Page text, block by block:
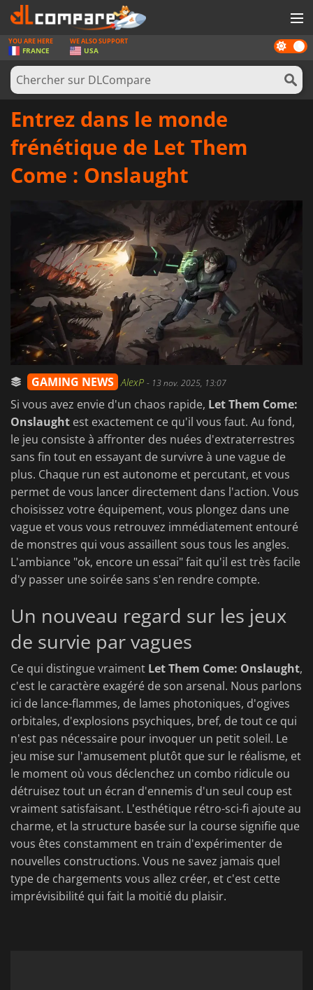
JEUX
CARTES PRÉPAYÉES
LOGICIELS
SE CONNECTER OU S'INSCRIRE
Dark
mode
YOU ARE HERE
FRANCE
WE ALSO SUPPORT
USA
Entrez dans le monde
frénétique de Let Them
Come : Onslaught
GAMING NEWS AlexP - 13 nov. 2025, 13:07
Si vous avez envie d'un chaos rapide, Let Them Come:
Onslaught est exactement ce qu'il vous faut. Au fond,
le jeu consiste à affronter des nuées d'extraterrestres
sans fin tout en essayant de survivre à une vague de
plus. Chaque run est autonome et percutant, et vous
permet de vous lancer directement dans l'action. Vous
choisissez votre équipement, vous plongez dans une
vague et vous vous retrouvez immédiatement entouré
de monstres qui vous assaillent sous tous les angles.
L'ambiance "ok, encore un essai" fait qu'il est très facile
d'y passer une soirée sans s'en rendre compte.
Un nouveau regard sur les jeux
de survie par vagues
Ce qui distingue vraiment Let Them Come: Onslaught,
c'est le caractère exagéré de son arsenal. Nous parlons
ici de lance-flammes, de lames photoniques, d'ogives
orbitales, d'explosions psychiques, bref, de tout ce qui
n'est pas nécessaire pour invoquer un petit soleil. Le
jeu mise sur l'amusement plutôt que sur le réalisme, et
le moment où vous déclenchez un combo ridicule ou
détruisez tout un écran d'ennemis d'un seul coup est
vraiment satisfaisant. L'esthétique rétro-sci-fi ajoute au
charme, et la structure basée sur la course signifie que
vous êtes constamment en train d'expérimenter de
nouvelles constructions. Vous ne savez jamais quel
type de chargements vous allez créer, et c'est cette
imprévisibilité qui fait la moitié du plaisir.